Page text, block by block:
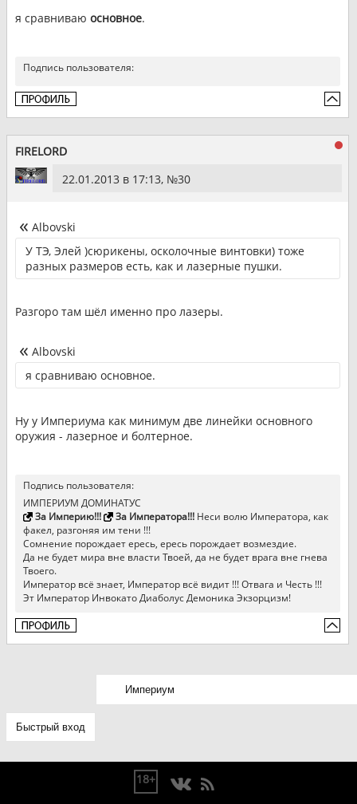
я сравниваю основное.
Подпись пользователя:
FIRELORD
22.01.2013 в 17:13, №30
Albovski
У ТЭ, Элей )сюрикены, осколочные винтовки) тоже
разных размеров есть, как и лазерные пушки.
Разгоро там шёл именно про лазеры.
Albovski
я сравниваю основное.
Ну у Империума как минимум две линейки основного
оружия - лазерное и болтерное.
Подпись пользователя:
ИМПЕРИУМ ДОМИНАТУС
За Империю!!!
За Императора!!!Неси волю Императора, как
факел, разгоняя им тени !!!
Сомнение порождает ересь, ересь порождает возмездие.
Да не будет мира вне власти Твоей, да не будет врага вне гнева
Твоего.
Император всё знает, Император всё видит !!! Отвага и Честь !!!
Эт Император Инвокато Диаболус Демоника Экзорцизм!
18+